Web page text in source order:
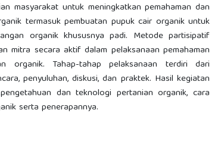
masyarakat untuk meningkatkan pemahaman dan
termasuk pembuatan pupuk cair organik untuk
organik khususnya padi. Metode partisipatif
mitra secara aktif dalam pelaksanaan pemahaman
organik. Tahap-tahap pelaksanaan terdiri dari
penyuluhan, diskusi, dan praktek. Hasil kegiatan
dan teknologi pertanian organik, cara
serta penerapannya.